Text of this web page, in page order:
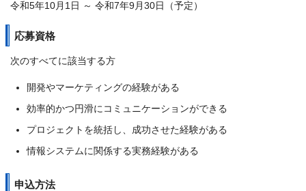
令和5年10月1日 ～ 令和7年9月30日（予定）
応募資格
次のすべてに該当する方
開発やマーケティングの経験がある
効率的かつ円滑にコミュニケーションができる
プロジェクトを統括し、成功させた経験がある
情報システムに関係する実務経験がある
申込方法